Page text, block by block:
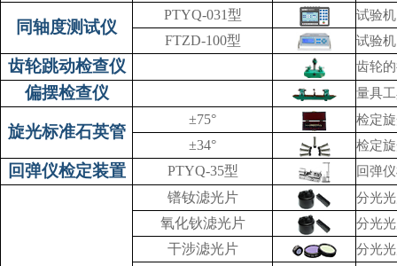
同轴度测试仪
PTYQ-031型 试验
FTZD-100型 试验
齿轮跳动检查仪 齿轮
偏摆检查仪 量具
旋光标准石英管
±75° 检定
±34° 检定
回弹仪检定装置 PTYQ-35型 回弹
镨钕滤光片 分光
氧化钬滤光片 分光
干涉滤光片 分光